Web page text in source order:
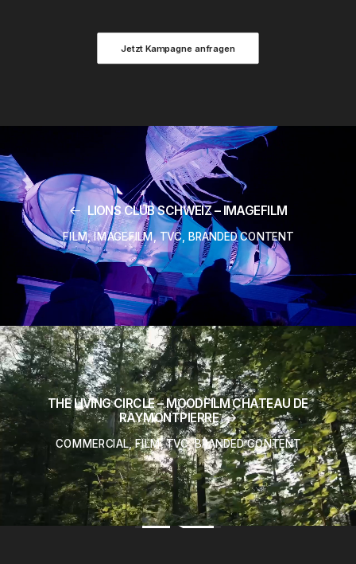
Jetzt Kampagne anfragen
LIONS CLUB SCHWEIZ – IMAGEFILM
FILM,IMAGEFILM,TVC, BRANDED CONTENT
THE LIVING CIRCLE – MOODFILM CHATEAU DE
RAYMONTPIERRE
COMMERCIAL,FILM,TVC,BRANDED CONTENT